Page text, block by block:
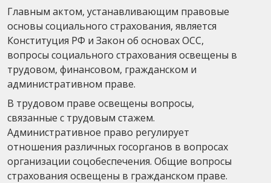
Главным актом, устанавливающим правовые
основы социального страхования, является
Конституция РФ и Закон об основах ОСС,
вопросы социального страхования освещены в
трудовом, финансовом, гражданском и
административном праве.
В трудовом праве освещены вопросы,
связанные с трудовым стажем.
Административное право регулирует
отношения различных госорганов в вопросах
организации соцобеспечения. Общие вопросы
страхования освещены в гражданском праве.